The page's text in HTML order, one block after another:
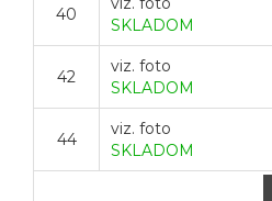
40
SKLADOM
42
viz. foto
SKLADOM
44
viz. foto
SKLADOM